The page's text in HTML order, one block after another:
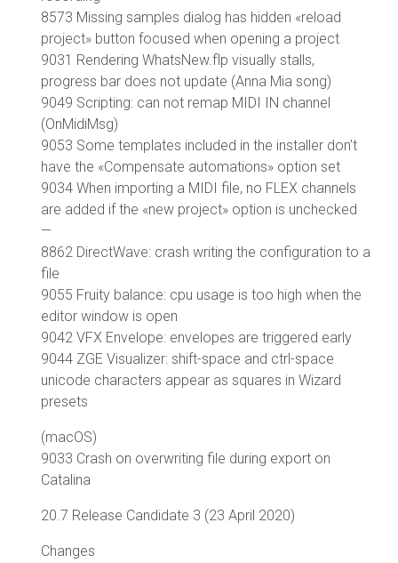
8573 Missing samples dialog has hidden «reload
project» button focused when opening a project
9031 Rendering WhatsNew.flp visually stalls,
progress bar does not update (Anna Mia song)
9049 Scripting: can not remap MIDI IN channel
(OnMidiMsg)
9053 Some templates included in the installer don’t
have the «Compensate automations» option set
9034 When importing a MIDI file, no FLEX channels
are added if the «new project» option is unchecked
—
8862 DirectWave: crash writing the configuration to a
file
9055 Fruity balance: cpu usage is too high when the
editor window is open
9042 VFX Envelope: envelopes are triggered early
9044 ZGE Visualizer: shift-space and ctrl-space
unicode characters appear as squares in Wizard
presets
(macOS)
9033 Crash on overwriting file during export on
Catalina
20.7 Release Candidate 3 (23 April 2020)
Changes